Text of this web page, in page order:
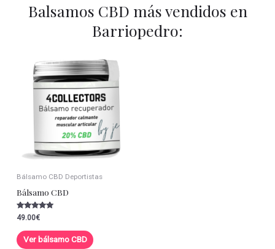
Balsamos CBD más vendidos en
Barriopedro:
Bálsamo CBD Deportistas
Bálsamo CBD
Valorado con
5.00
de 5
49.00€
Ver bálsamo CBD